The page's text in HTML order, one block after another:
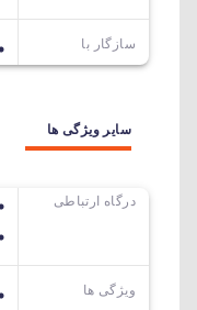
سازگار با
سایر ویژگی ها
درگاه ارتباطی
ویژگی ها